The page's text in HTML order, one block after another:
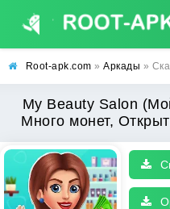
Root-apk.com » Аркады » Скачать My
My Beauty Salon
Много монет,